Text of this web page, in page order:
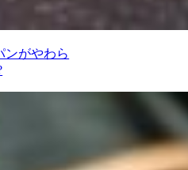
ンがやわら